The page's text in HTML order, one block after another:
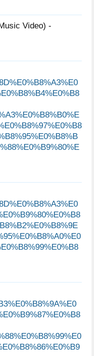
Video) -